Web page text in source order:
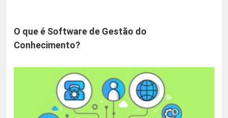
O que é Software de Gestão do
Conhecimento?